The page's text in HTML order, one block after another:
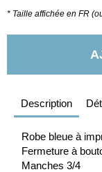
* Taille affichée en FR
Description
Robe bleue à
Fermeture à
Manches 3/4